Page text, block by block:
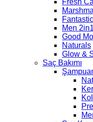
Fantastic
Men 2in1
Good
Naturals
Glow &
Saç Bakımı